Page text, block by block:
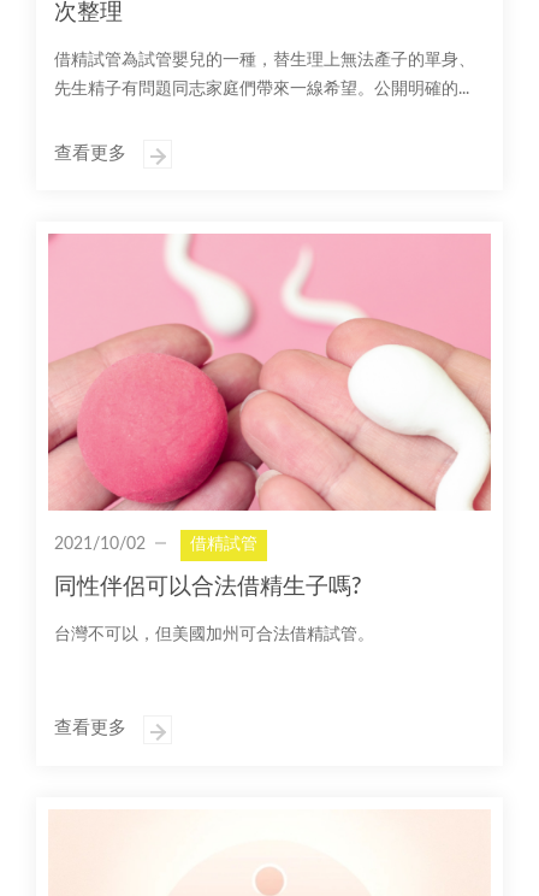
次整理
借精試管為試管嬰兒的一種，替生理上無法產子的單身、
先生精子有問題同志家庭們帶來一線希望。公開明確的...
查看更多
2021/10/02 借精試管
同性伴侶可以合法借精生子嗎?
台灣不可以，但美國加州可合法借精試管。
查看更多